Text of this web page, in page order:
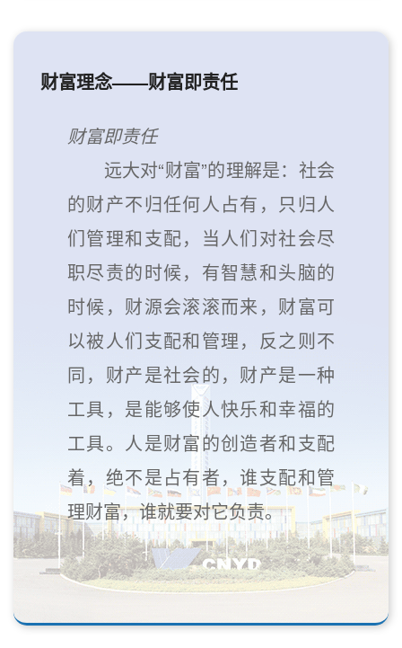
财富理念——财富即责任
财富即责任
远大对“财富”的理解是：社会
的财产不归任何人占有，只归人
们管理和支配，当人们对社会尽
职尽责的时候，有智慧和头脑的
时候，财源会滚滚而来，财富可
以被人们支配和管理，反之则不
同，财产是社会的，财产是一种
工具，是能够使人快乐和幸福的
工具。人是财富的创造者和支配
着，绝不是占有者，谁支配和管
理财富，谁就要对它负责。